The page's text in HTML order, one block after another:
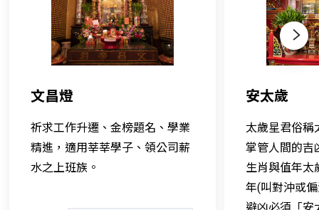
文昌燈
祈求工作升遷、金榜題名、學業
精進，適用莘莘學子、領公司薪
水之上班族。
安太歲
太歲星君俗稱
掌管人間的吉
生肖與值年太
年(叫對沖或
避凶必須「安
Next